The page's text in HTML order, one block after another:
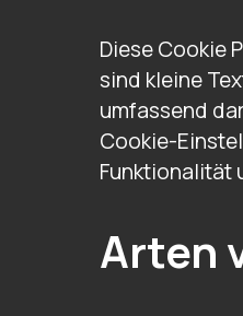
Diese Cookie
sind kleine
umfassend
Cookie-
Funktionalität
Arten